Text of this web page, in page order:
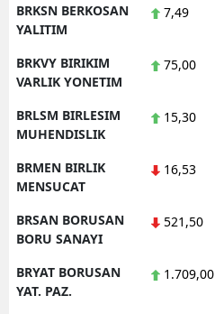
BRKSN BERKOSAN
YALITIM
7,49
BRKVY BIRIKIM
VARLIK YONETIM
75,00
BRLSM BIRLESIM
MUHENDISLIK
15,30
BRMEN BIRLIK
MENSUCAT
16,53
BRSAN BORUSAN
BORU SANAYI
521,50
BRYAT BORUSAN
YAT. PAZ.
1.709,00